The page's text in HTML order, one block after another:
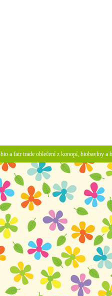
bio a fair trade oblečení z konopí, biobavlny a